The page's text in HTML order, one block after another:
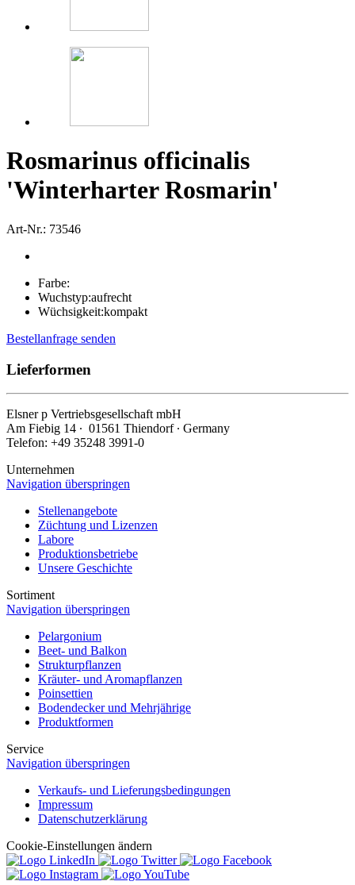
Rosmarinus officinalis
'Winterharter Rosmarin'
Art-Nr.: 73546
Farbe:
Wuchstyp:aufrecht
Wüchsigkeit:kompakt
Bestellanfrage senden
Lieferformen
Elsnerp Vertriebsgesellschaft mbH
Am Fiebig 14 ∙ 01561 Thiendorf ∙ Germany
Telefon: +49 35248 3991-0
Unternehmen
Navigation überspringen
Stellenangebote
Züchtung und Lizenzen
Labore
Produktionsbetriebe
Unsere Geschichte
Sortiment
Navigation überspringen
Pelargonium
Beet- und Balkon
Strukturpflanzen
Kräuter- und Aromapflanzen
Poinsettien
Bodendecker und Mehrjährige
Produktformen
Service
Navigation überspringen
Verkaufs- und Lieferungsbedingungen
Impressum
Datenschutzerklärung
Cookie-Einstellungen ändern